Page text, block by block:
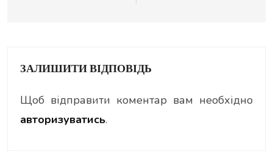
ЗАЛИШИТИ ВІДПОВІДЬ
Щоб відправити коментар вам необхідно
авторизуватись.